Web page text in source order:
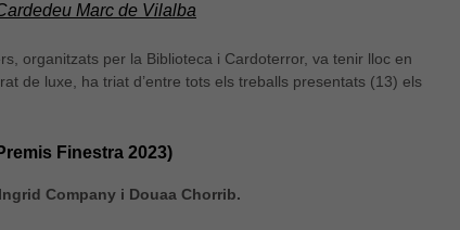
Marc de Vilalba
organitzats per la Biblioteca i Cardoterror, va tenir lloc en
de luxe, ha triat d’entre tots els treballs presentats (13) els
Finestra 2023)
Company i Douaa Chorrib.